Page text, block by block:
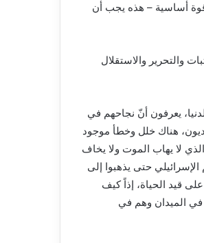
قوة أساسية – هذه يجب أن
والتحرير والاستقلال
يعرفون أنّ نجاحهم في
هناك خلل وخطأ موجود
لا يهاب الموت ولا يخاف
حتى يذهبوا إلى
قيد الحياة، إذاً كيف
في الميدان وهم في